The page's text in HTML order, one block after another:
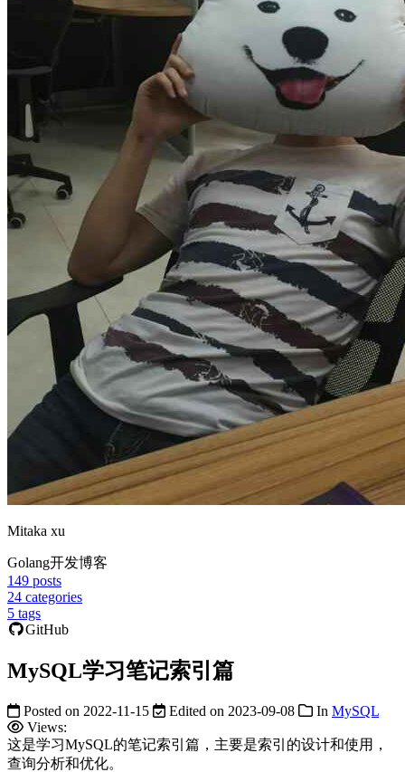
Mitaka xu
Golang开发博客
149 posts
24 categories
5 tags
GitHub
MySQL学习笔记索引篇
Posted on 2022-11-15 Edited on 2023-09-08 In MySQL
Views:
这是学习MySQL的笔记索引篇，主要是索引的设计和使用，
查询分析和优化。